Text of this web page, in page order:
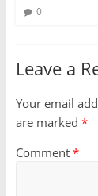
0
Leave a
Your email
are marked *
Comment *